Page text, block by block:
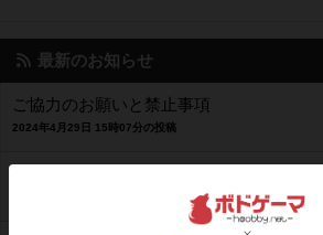
最新のお知らせ
ご協力のお願いと禁止事項
2024年4月29日 15時07分の投稿